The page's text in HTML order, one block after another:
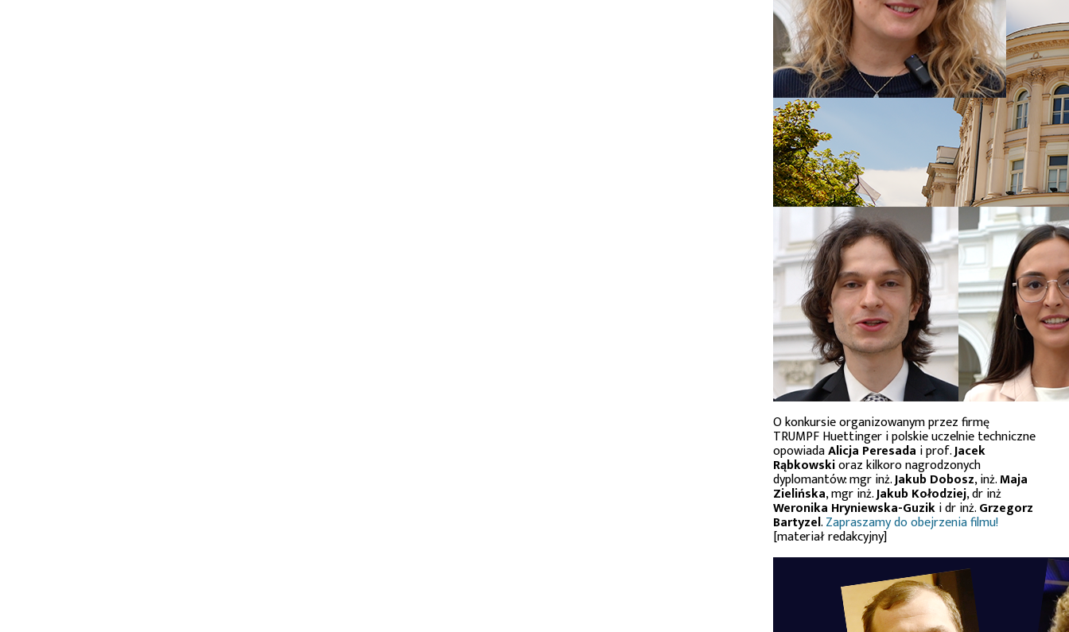
O konkursie organizowanym przez firmę
TRUMPF Huettinger i polskie uczelnie techniczne
opowiadaAlicja Peresada i prof.Jacek
Rąbkowskioraz kilkoro nagrodzonych
dyplomantów: mgr inż.Jakub Dobosz, inż.Maja
Zielińska, mgr inż.Jakub Kołodziej, dr inż
Weronika Hryniewska-Guziki dr inż.Grzegorz
Bartyzel.Zapraszamy do obejrzenia filmu!
[materiał redakcyjny]